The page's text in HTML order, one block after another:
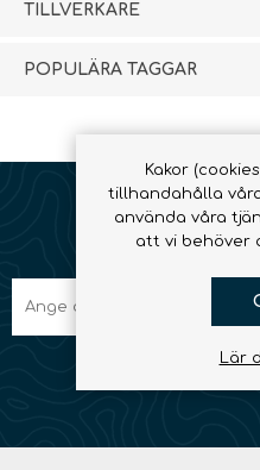
TILLVERKARE
POPULÄRA TAGGAR
Kakor
tillhandahålla
använda våra
att vi behöver
Lär